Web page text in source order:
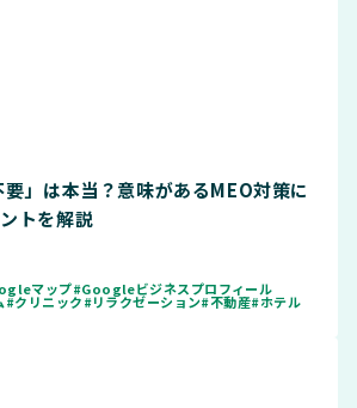
要」は本当？意味があるMEO対策に
トを解説
マップ#Googleビジネスプロフィール
#クリニック#リラクゼーション#不動産#ホテル